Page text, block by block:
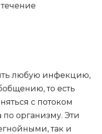
любую инфекцию,
то есть
с потоком
по организму. Эти
так и